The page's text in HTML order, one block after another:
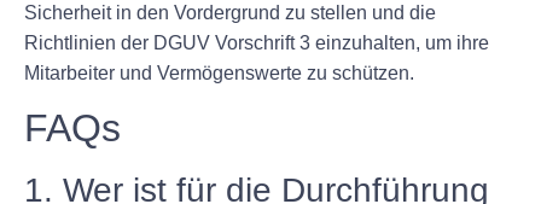
Sicherheit in den Vordergrund zu stellen und die
Richtlinien der DGUV Vorschrift 3 einzuhalten, um ihre
Mitarbeiter und Vermögenswerte zu schützen.
FAQs
1. Wer ist für die Durchführung